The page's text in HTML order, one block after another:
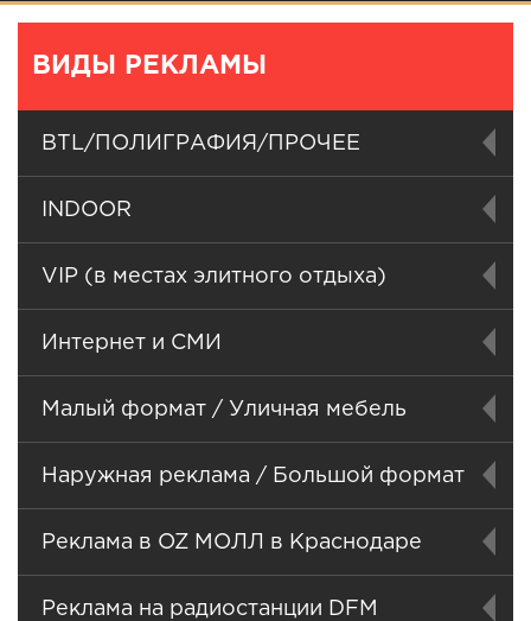
ВИДЫ РЕКЛАМЫ
BTL/ПОЛИГРАФИЯ/ПРОЧЕЕ
INDOOR
VIP (в местах элитного отдыха)
Интернет и СМИ
Малый формат / Уличная мебель
Наружная реклама / Большой формат
Реклама в OZ МОЛЛ в Краснодаре
Реклама на радиостанции DFM